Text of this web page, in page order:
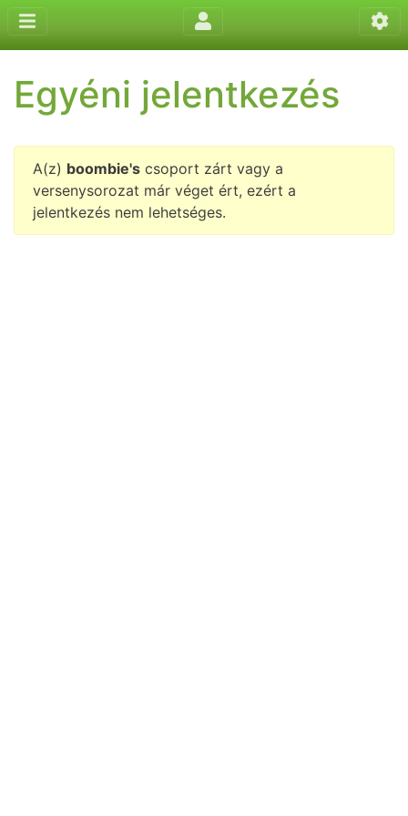
Egyéni jelentkezés
A(z) boombie's csoport zárt vagy a
versenysorozat már véget ért, ezért a
jelentkezés nem lehetséges.